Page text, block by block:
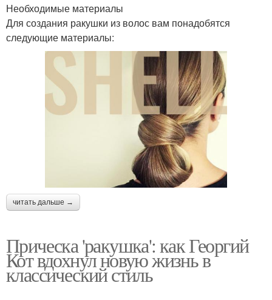
Необходимые материалы
Для создания ракушки из волос вам понадобятся
следующие материалы:
читать дальше →
Прическа 'ракушка': как Георгий
Кот вдохнул новую жизнь в
классический стиль